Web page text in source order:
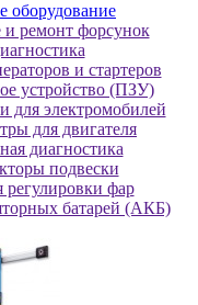
oбopудoвaниe
peмoнт фopcунoк
и стартеров
устройство (ПЗУ)
для электромобилей
для двигателя
диагностика
подвески
фap
батарей (АКБ)